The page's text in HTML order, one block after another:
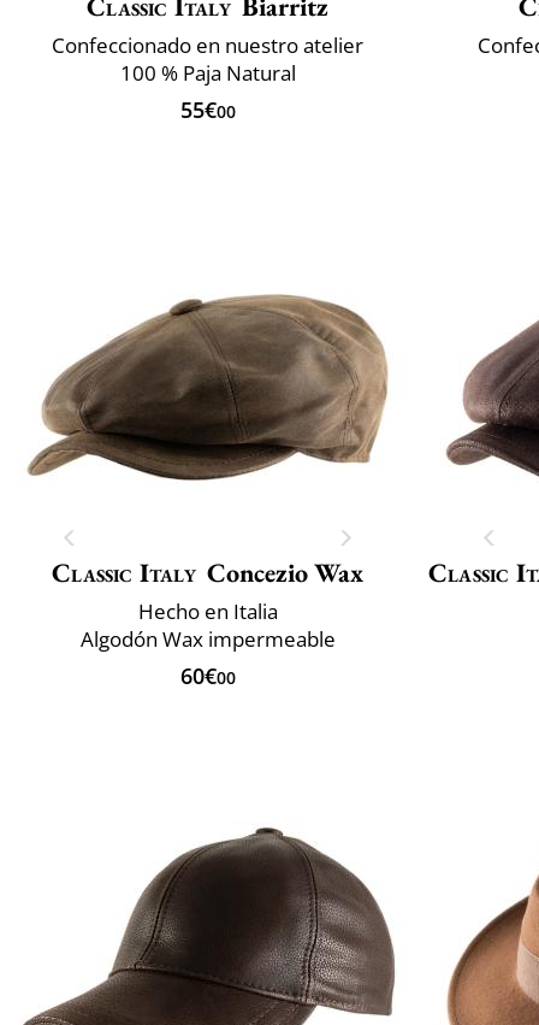
Confeccionado en nuestro atelier
100 % Paja Natural
55€00
Classic Italy Concezio Wax
Hecho en Italia
Algodón Wax impermeable
60€00
Classic